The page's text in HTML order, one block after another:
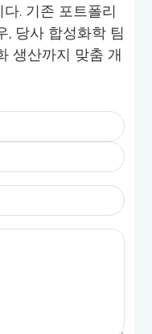
. 기존 포트폴리
, 당사 합성화학 팀
생산까지 맞춤 개